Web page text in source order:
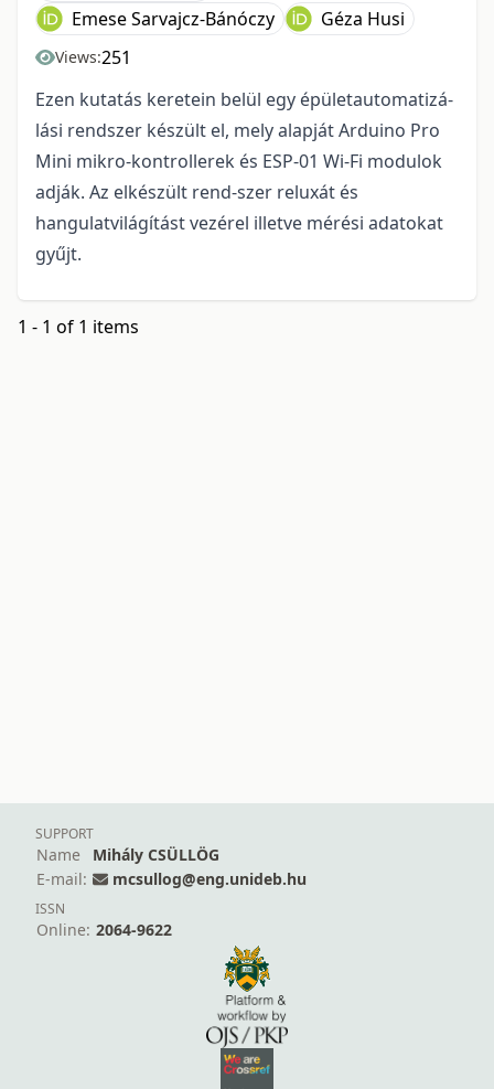
Emese Sarvajcz-Bánóczy
Géza Husi
Views:251
Ezen kutatás keretein belül egy épületautomatizá-
lási rendszer készült el, mely alapját Arduino Pro
Mini mikro-kontrollerek és ESP-01 Wi-Fi modulok
adják. Az elkészült rend-szer reluxát és
hangulatvilágítást vezérel illetve mérési adatokat
gyűjt.
1 - 1 of 1 items
SUPPORT
Name
Mihály CSÜLLÖG
E-mail:
mcsullog@eng.unideb.hu
ISSN
Online: 2064-9622